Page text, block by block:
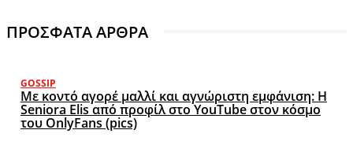
ΠΡΟΣΦΑΤΑ ΑΡΘΡΑ
GOSSIP
Με κοντό αγορέ μαλλί και αγνώριστη εμφάνιση: Η
Seniora Elis από προφίλ στο YouTube στον κόσμο
του OnlyFans (pics)